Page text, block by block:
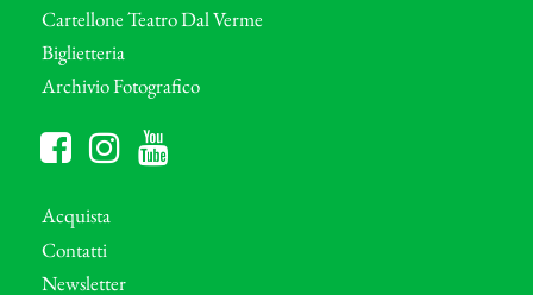
Cartellone Teatro Dal Verme
Biglietteria
Archivio Fotografico
Acquista
Contatti
Newsletter